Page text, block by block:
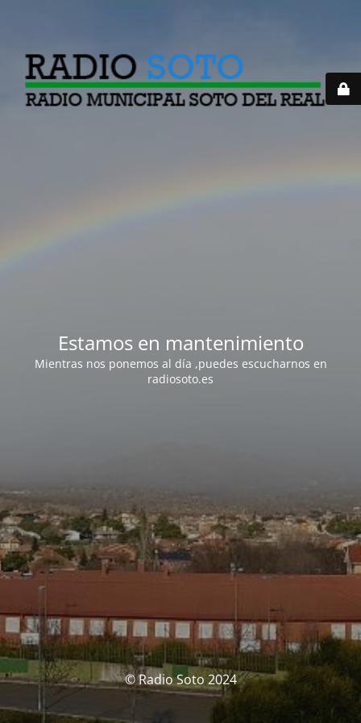
Estamos en mantenimiento
Mientras nos ponemos al día ,puedes escucharnos en
radiosoto.es
© Radio Soto 2024